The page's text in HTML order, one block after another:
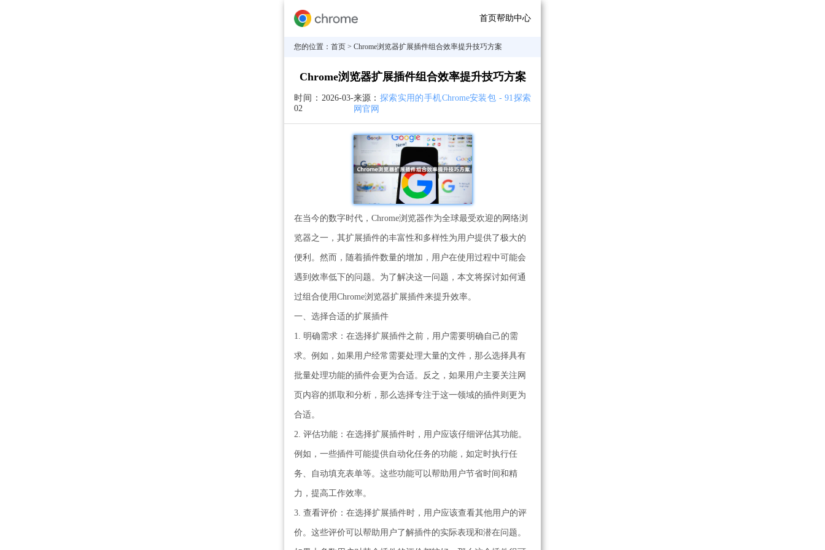
首页帮助中心
您的位置： 首页 > Chrome浏览器扩展插件组合效率提升技巧方案
Chrome浏览器扩展插件组合效率提升技巧方案
时间： 2026-03-
02
来源： 探索实用的手机Chrome安装包 - 91探索
网官网
在当今的数字时代，Chrome浏览器作为全球最受欢迎的网络浏
览器之一，其扩展插件的丰富性和多样性为用户提供了极大的
便利。然而，随着插件数量的增加，用户在使用过程中可能会
遇到效率低下的问题。为了解决这一问题，本文将探讨如何通
过组合使用Chrome浏览器扩展插件来提升效率。
一、选择合适的扩展插件
1. 明确需求：在选择扩展插件之前，用户需要明确自己的需
求。例如，如果用户经常需要处理大量的文件，那么选择具有
批量处理功能的插件会更为合适。反之，如果用户主要关注网
页内容的抓取和分析，那么选择专注于这一领域的插件则更为
合适。
2. 评估功能：在选择扩展插件时，用户应该仔细评估其功能。
例如，一些插件可能提供自动化任务的功能，如定时执行任
务、自动填充表单等。这些功能可以帮助用户节省时间和精
力，提高工作效率。
3. 查看评价：在选择扩展插件时，用户应该查看其他用户的评
价。这些评价可以帮助用户了解插件的实际表现和潜在问题。